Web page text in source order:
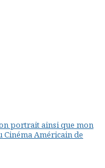
portrait ainsi que mon
Américain de